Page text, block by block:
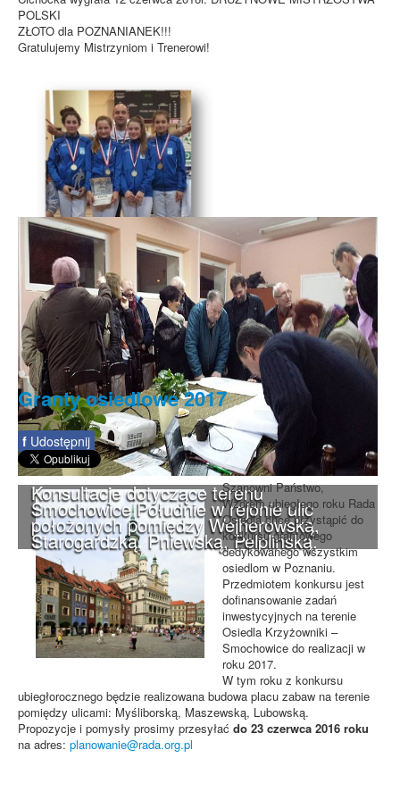
Konsultacje dotyczące terenu
Smochowice Południe w rejonie ulic
położonych pomiędzy Wejherowską,
Starogardzką, Pniewską, Pelplińską.
POLSKI
ZŁOTO dla POZNANIANEK!!!
Gratulujemy Mistrzyniom i Trenerowi!
Granty osiedlowe 2017
f Udostępnij
Szanowni Państwo,
Wzorem ubiegłego roku Rada
Osiedla chce przystąpić do
konkursu grantowego
dedykowanego wszystkim
osiedlom w Poznaniu.
Przedmiotem konkursu jest
dofinansowanie zadań
inwestycyjnych na terenie
Osiedla Krzyżowniki –
Smochowice do realizacji w
roku 2017.
W tym roku z konkursu
ubiegłorocznego będzie realizowana budowa placu zabaw na terenie
pomiędzy ulicami: Myśliborską, Maszewską, Lubowską.
Propozycje i pomysły prosimy przesyłać do 23 czerwca 2016 roku
na adres: planowanie@rada.org.pl